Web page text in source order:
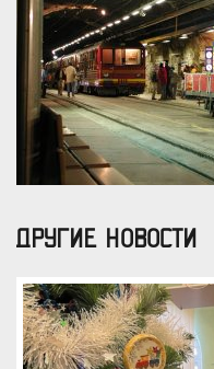
ДРУГИЕ НОВОСТИ